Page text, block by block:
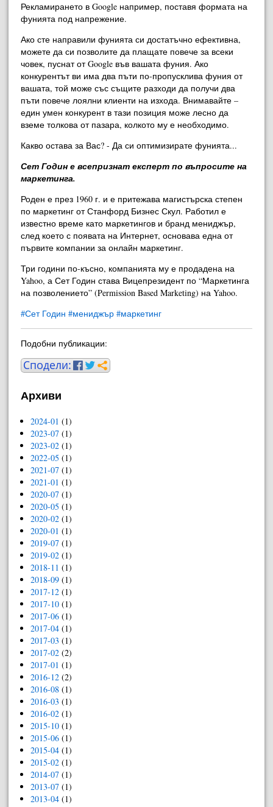
Рекламирането в Google например, поставя формата на
фунията под напрежение.
Ако сте направили фунията си достатъчно ефективна,
можете да си позволите да плащате повече за всеки
човек, пуснат от Google във вашата фуния. Ако
конкурентът ви има два пъти по-пропусклива фуния от
вашата, той може със същите разходи да получи два
пъти повече лоялни клиенти на изхода. Внимавайте –
един умен конкурент в тази позиция може лесно да
вземе толкова от пазара, колкото му е необходимо.
Какво остава за Вас? - Да си оптимизирате фунията...
Сет Годин е всепризнат експерт по въпросите на
маркетинга.
Роден е през 1960 г. и е притежава магистърска степен
по маркетинг от Станфорд Бизнес Скул. Работил е
известно време като маркетингов и бранд мениджър,
след което с появата на Интернет, основава една от
първите компании за онлайн маркетинг.
Три години по-късно, компанията му е продадена на
Yahoo, а Сет Годин става Вицепрезидент по “Маркетинга
на позволението” (Permission Based Marketing) на Yahoo.
#Сет Годин #мениджър #маркетинг
Подобни публикации:
Архиви
2024-01 (1)
2023-07(1)
2023-02(1)
2022-05 (1)
2021-07(1)
2021-01 (1)
2020-07(1)
2020-05 (1)
2020-02(1)
2020-01 (1)
2019-07(1)
2019-02(1)
2018-11 (1)
2018-09(1)
2017-12(1)
2017-10(1)
2017-06(1)
2017-04(1)
2017-03 (1)
2017-02(2)
2017-01 (1)
2016-12(2)
2016-08(1)
2016-03 (1)
2016-02(1)
2015-10(1)
2015-06(1)
2015-04(1)
2015-02(1)
2014-07(1)
2013-07(1)
2013-04(1)